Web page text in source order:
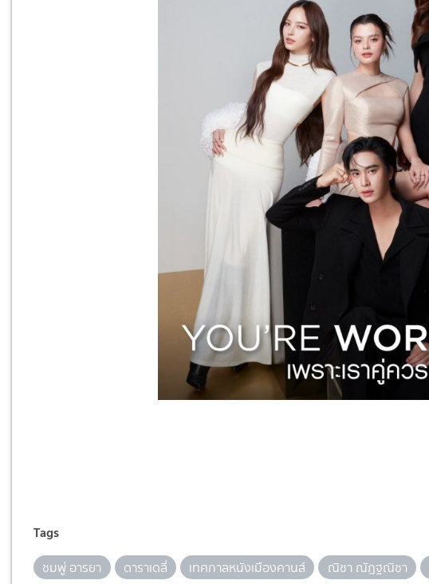
Tags
ชมพู่ อารยา ดาราเดลี่ เทศกาลหนังเมืองคานส์ ณิชา ณัฎฐณิชา